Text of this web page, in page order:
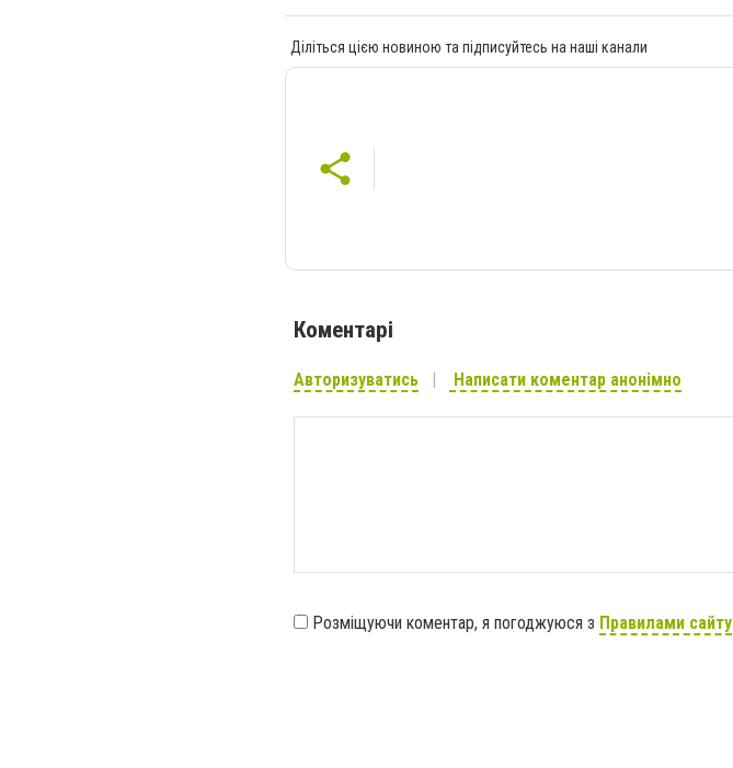
Діліться цією новиною та підписуйтесь на наші канали
Коментарі
Авторизуватись Написати коментар анонімно
Розміщуючи коментар, я погоджуюся з Правилами сайту